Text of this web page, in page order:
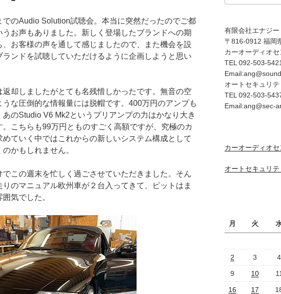
でのAudio Solution試聴会。本当に突然だったのでご都
お声もありました。新しく登場したブランドへの期
、お客様の声を通して感じましたので、また機会を設
ランドを試聴していただけるように企画しようと思い
返却しましたがとても名残惜しかったです。無音の空
うな圧倒的な情報量には脱帽です。400万円のアンプも
あのStudio V6 Mk2というプリアンプの力はかなり大き
こちらも99万円とものすごく高額ですが、究極のカ
めていく中ではこれからの新しいシステム構成として
かもしれません。
でこの週末を忙しく過ごさせていただきました。そん
りのマニュアル欧州車が２台入ってきて、ピットはま
気でした。
有限会社エナジー
〒816-0912 福岡
カーオーディオ
TEL 092-503-
オートセキュリ
TEL 092-503-
Email:ang@sec-
カーオーディオ
オートセキュリ
月
火
2 3 4
9 10 11
16 17